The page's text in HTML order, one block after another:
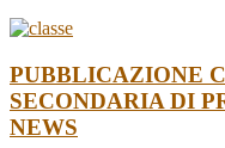
PUBBLICAZIONE
SECONDARIA DI
NEWS